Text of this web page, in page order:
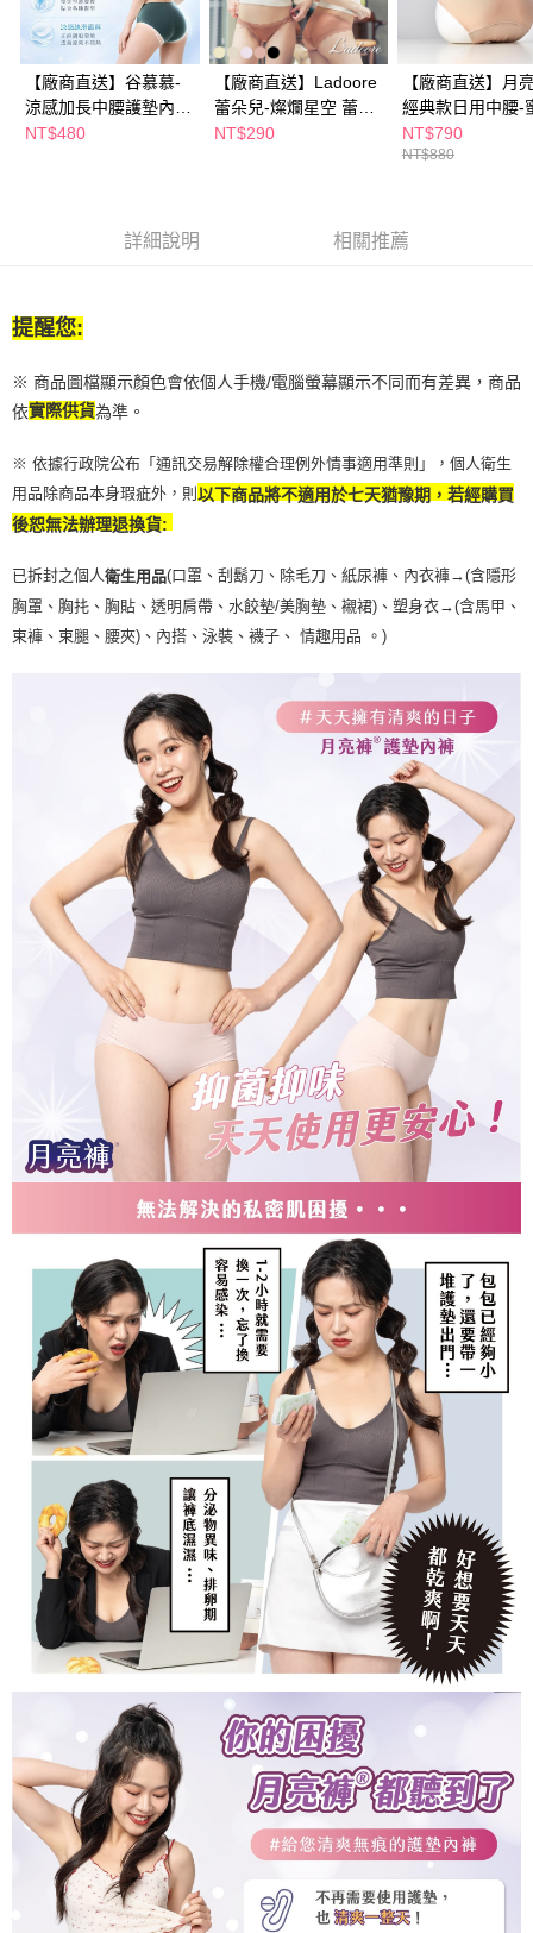
【注意事項】
１．透過由恩沛科技股份有限公司提供之「AFTEE先享後付」服務完成之交
易，需依本服務之必要範圍內提供個人資料，並將交易相關給付款項請求債
權轉讓予恩沛科技股份有限公司。
２．關於個人資料處理事宜，請瀏覽以下網址：
https://aftee.tw/terms/#terms3
３．未成年的使用者請事先徵得法定代理人或監護人之同意方可使用
時審查核予不同之上限額度；若仍有額度不足之情形，本公司將視審查結果
恩沛科技股份有限公司將有權停止該用戶之使用額度並採取法律行動。
【廠商直送】谷慕慕-
涼感加長中腰護墊內
褲-多款任選
NT$480
【廠商直送】Ladoore
蕾朵兒-燦爛星空 蕾絲
親膚內褲-多色多尺寸
NT$290
【廠商直送】月
經典款日用中腰-
膚
NT$790
NT$880
詳細說明 相關推薦
提醒您:
※ 商品圖檔顯示顏色會依個人手機/電腦螢幕顯示不同而有差異，商品
依實際供貨為準。
※ 依據行政院公布「通訊交易解除權合理例外情事適用準則」，個人衛生
用品除商品本身瑕疵外，則以下商品將不適用於七天猶豫期，若經購買
後恕無法辦理退換貨:
已拆封之個人衛生用品(口罩、刮鬍刀、除毛刀、紙尿褲、內衣褲→(含隱形
胸罩、胸扥、胸貼、透明肩帶、水餃墊/美胸墊、襯裙)、塑身衣→(含馬甲、
束褲、束腿、腰夾) 、內搭、泳裝、襪子、 情趣用品 。)